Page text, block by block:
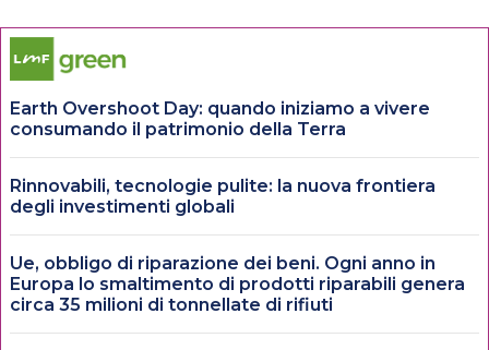
Earth Overshoot Day: quando iniziamo a vivere
consumando il patrimonio della Terra
Rinnovabili, tecnologie pulite: la nuova frontiera
degli investimenti globali
Ue, obbligo di riparazione dei beni. Ogni anno in
Europa lo smaltimento di prodotti riparabili genera
circa 35 milioni di tonnellate di rifiuti